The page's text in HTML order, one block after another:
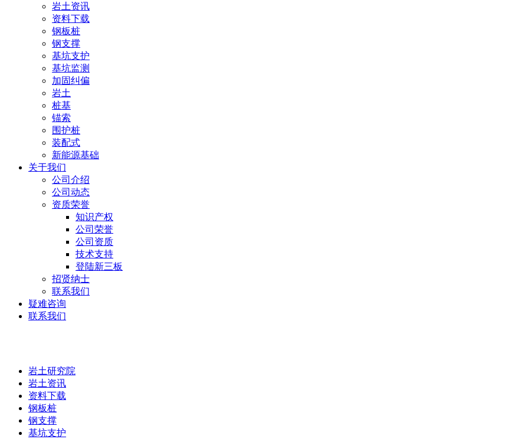
岩土资讯
资料下载
钢板桩
钢支撑
基坑支护
基坑监测
加固纠偏
岩土
桩基
锚索
围护桩
装配式
新能源基础
关于我们
公司介绍
公司动态
资质荣誉
知识产权
公司荣誉
公司资质
技术支持
登陆新三板
招贤纳士
联系我们
疑难咨询
联系我们
岩土研究院
岩土资讯
资料下载
钢板桩
钢支撑
基坑支护